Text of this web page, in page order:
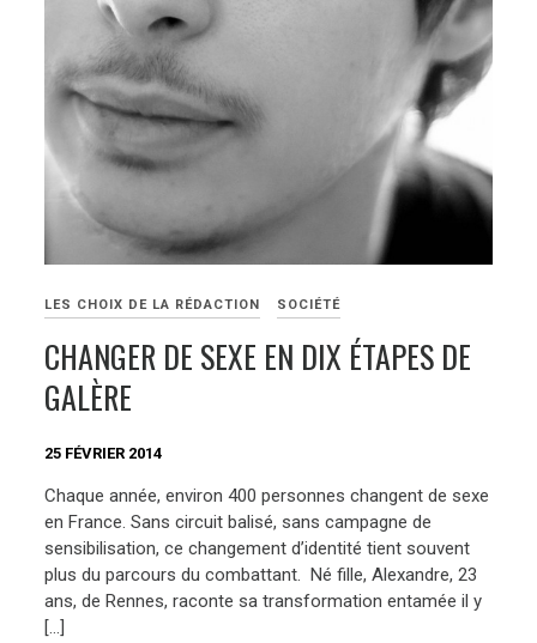
LES CHOIX DE LA RÉDACTION SOCIÉTÉ
CHANGER DE SEXE EN DIX ÉTAPES DE
GALÈRE
25 FÉVRIER 2014
Chaque année, environ 400 personnes changent de sexe
en France. Sans circuit balisé, sans campagne de
sensibilisation, ce changement d’identité tient souvent
plus du parcours du combattant. Né fille, Alexandre, 23
ans, de Rennes, raconte sa transformation entamée il y
[…]